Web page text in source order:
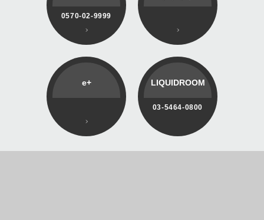
0570-02-9999
e+ LIQUIDROOM
03-5464-0800